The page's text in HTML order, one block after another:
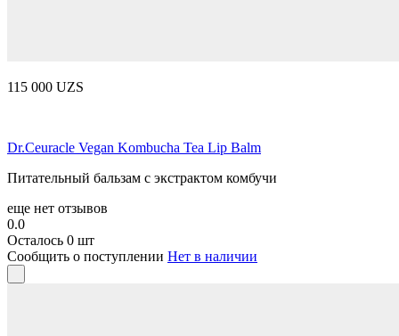
115 000 UZS
Dr.Ceuracle Vegan Kombucha Tea Lip Balm
Питательный бальзам с экстрактом комбучи
еще нет отзывов
0.0
Осталось 0 шт
Сообщить о поступлении Нет в наличии